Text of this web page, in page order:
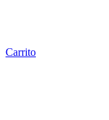
Carrito